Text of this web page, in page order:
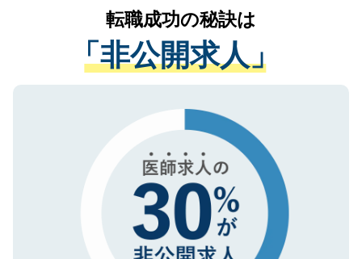
は、個人情報の取り扱いについての厳密な
管理基準を満たした事業者のみに付与され
る、プライバシーマークを取得済みです。
で、機密保持に関してもご安心ください。
かがいして、現在の医療機関の状況や紹介
経験をまじえながら、適切なアドバイスを
させていただきます。すぐにご転職をされ
ない方には、長期的なサポートが可能です
ので、まずはご登録ください。
転職成功の秘訣は
「非公開求人」